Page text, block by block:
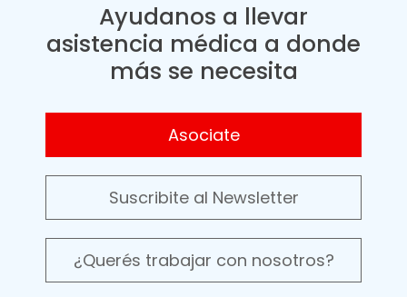
Ayudanos a llevar
asistencia médica a donde
más se necesita
Asociate
Suscribite al Newsletter
¿Querés trabajar con nosotros?